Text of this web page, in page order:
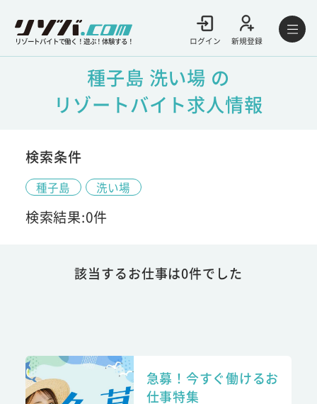
リゾートバイトで働く！遊ぶ！体験する！ ログイン 新規登録
種子島 洗い場 の
リゾートバイト求人情報
検索条件
種子島 洗い場
検索結果:0件
該当するお仕事は0件でした
急募！今すぐ働けるお
仕事特集